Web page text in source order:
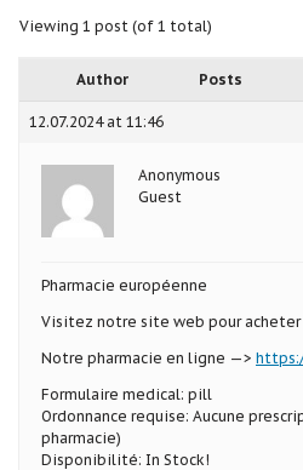
Viewing 1 post (of 1 total)
Author Posts
12.07.2024 at 11:46
Anonymous
Guest
Pharmacie européenne
Visitez notre site web pour
Notre pharmacie en ligne —>
Formulaire medical: pill
Ordonnance requise: Aucune
pharmacie)
Disponibilité: In Stock!